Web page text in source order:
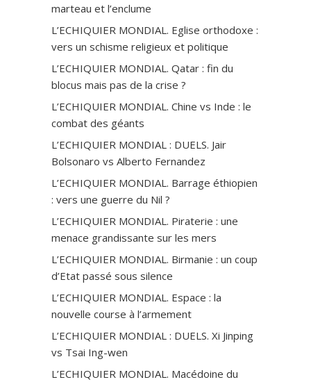
marteau et l’enclume
L’ECHIQUIER MONDIAL. Eglise orthodoxe :
vers un schisme religieux et politique
L’ECHIQUIER MONDIAL. Qatar : fin du
blocus mais pas de la crise ?
L’ECHIQUIER MONDIAL. Chine vs Inde : le
combat des géants
L’ECHIQUIER MONDIAL : DUELS. Jair
Bolsonaro vs Alberto Fernandez
L’ECHIQUIER MONDIAL. Barrage éthiopien
: vers une guerre du Nil ?
L’ECHIQUIER MONDIAL. Piraterie : une
menace grandissante sur les mers
L’ECHIQUIER MONDIAL. Birmanie : un coup
d’Etat passé sous silence
L’ECHIQUIER MONDIAL. Espace : la
nouvelle course à l’armement
L’ECHIQUIER MONDIAL : DUELS. Xi Jinping
vs Tsai Ing-wen
L’ECHIQUIER MONDIAL. Macédoine du